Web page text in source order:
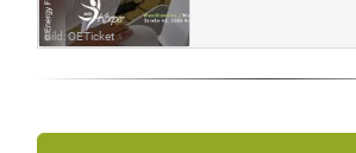
Bild: OETicket